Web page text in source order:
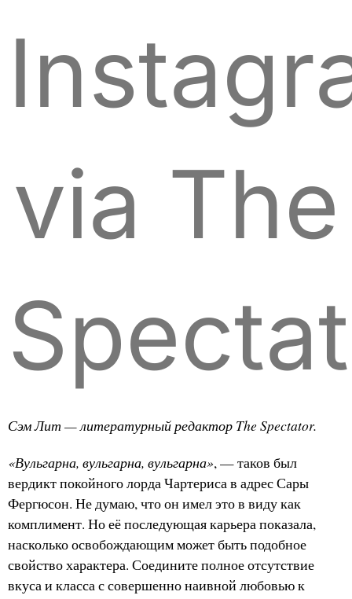
via The
Сэм Лит — литературный редактор The Spectator.
«Вульгарна, вульгарна, вульгарна», — таков был
вердикт покойного лорда Чартериса в адрес Сары
Фергюсон. Не думаю, что он имел это в виду как
комплимент. Но её последующая карьера показала,
насколько освобождающим может быть подобное
свойство характера. Соедините полное отсутствие
вкуса и класса с совершенно наивной любовью к